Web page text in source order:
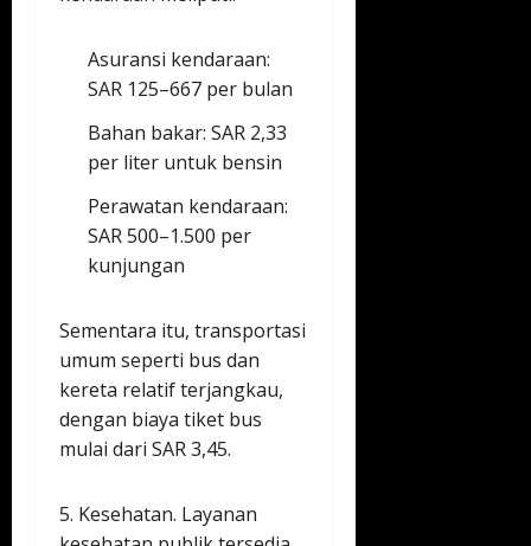
Asuransi kendaraan:
SAR 125–667 per bulan
Bahan bakar: SAR 2,33
per liter untuk bensin
Perawatan kendaraan:
SAR 500–1.500 per
kunjungan
Sementara itu, transportasi
umum seperti bus dan
kereta relatif terjangkau,
dengan biaya tiket bus
mulai dari SAR 3,45.
5. Kesehatan. Layanan